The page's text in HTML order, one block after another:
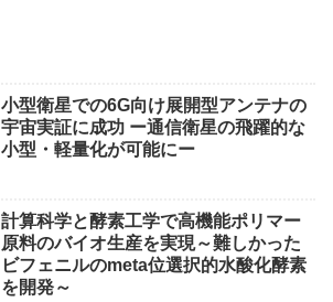
小型衛星での6G向け展開型アンテナの
宇宙実証に成功 ー通信衛星の飛躍的な
小型・軽量化が可能にー
計算科学と酵素工学で高機能ポリマー
原料のバイオ生産を実現～難しかった
ビフェニルのmeta位選択的水酸化酵素
を開発～